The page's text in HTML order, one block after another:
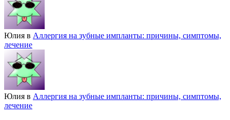
Юлия в Аллергия на зубные импланты: причины, симптомы,
лечение
Юлия в Аллергия на зубные импланты: причины, симптомы,
лечение